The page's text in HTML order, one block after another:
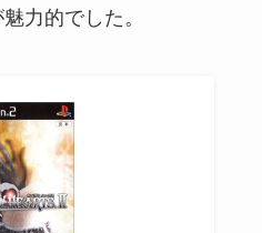
力的でした。